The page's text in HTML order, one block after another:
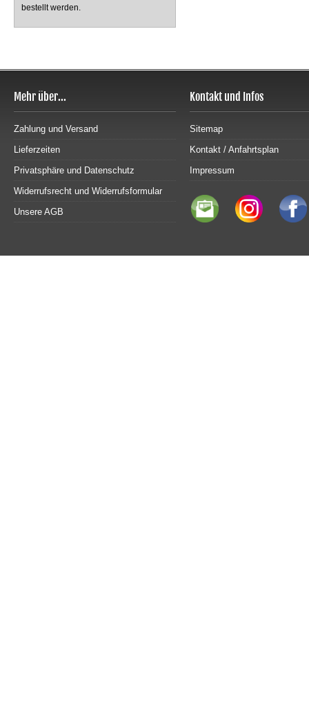
bestellt werden.
Mehr über...
Zahlung und Versand
Lieferzeiten
Privatsphäre und Datenschutz
Widerrufsrecht und Widerrufsformular
Unsere AGB
Kontakt und Infos
Sitemap
Kontakt / Anfahrtsplan
Impressum